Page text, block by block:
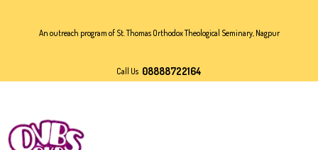
An outreach program of St. Thomas Orthodox Theological Seminary, Nagpur
Call Us 08888722164
ABOUT US
2023-2024 OVBS
ORDER FORM
CONTACT US